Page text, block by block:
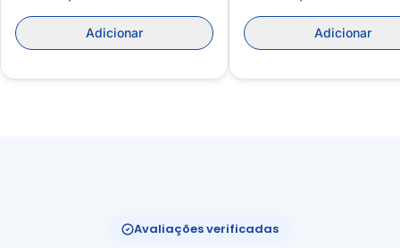
Adicionar Adicionar
Avaliações verificadas